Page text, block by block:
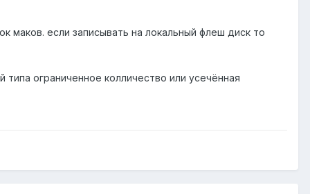
маков. если записывать на локальный флеш диск то
ограниченное колличество или усечённая